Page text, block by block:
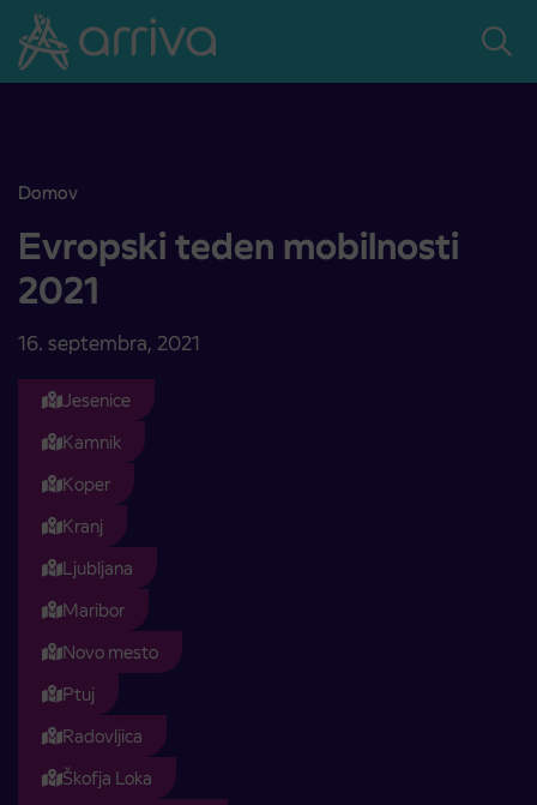
Skoči na vsebino
Domov
Evropski teden mobilnosti 2021
Evropski teden mobilnosti
2021
16. septembra, 2021
Jesenice
Kamnik
Koper
Kranj
Ljubljana
Maribor
Novo mesto
Ptuj
Radovljica
Škofja Loka